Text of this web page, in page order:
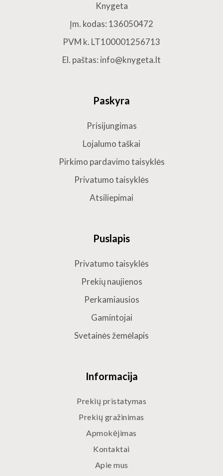
Informacija
Prekių pristatymas
Prekių gražinimas
Apmokėjimas
Kontaktai
Apie mus
Puslapis
Privatumo taisyklės
Prekių naujienos
Perkamiausios
Gamintojai
Svetainės žemėlapis
Paskyra
Prisijungimas
Lojalumo taškai
Pirkimo pardavimo taisyklės
Privatumo taisyklės
Atsiliepimai
Knygeta
Įm. kodas: 136050472
PVM k. LT100001256713
El. paštas: info@knygeta.lt